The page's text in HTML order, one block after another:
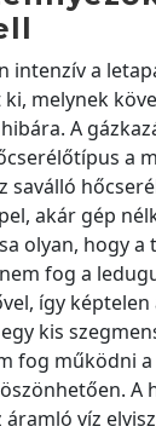
intenzív a
melynek
A
a
saválló
akár gép
olyan, hogy
fog a
így képtelen
kis
fog működni a
A
víz